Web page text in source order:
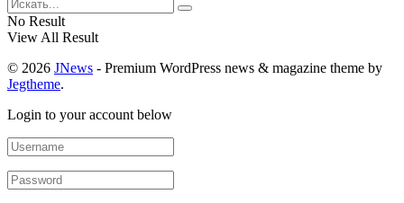
No Result
View All Result
© 2026 JNews - Premium WordPress news & magazine theme by
Jegtheme.
Login to your account below